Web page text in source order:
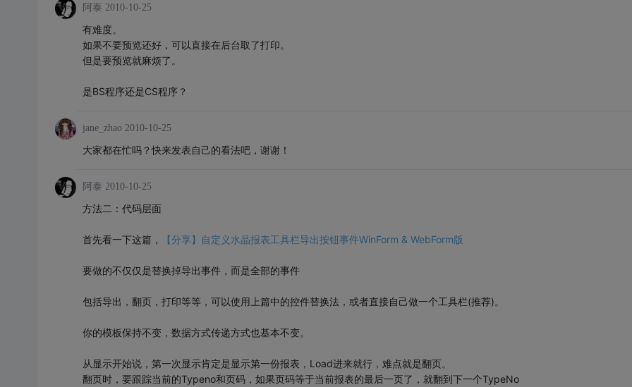
阿泰 2010-10-25
有难度。
如果不要预览还好，可以直接在后台取了打印。
但是要预览就麻烦了。
是BS程序还是CS程序？
jane_zhao 2010-10-25
大家都在忙吗？快来发表自己的看法吧，谢谢！
阿泰 2010-10-25
方法二：代码层面
首先看一下这篇， 【分享】自定义水晶报表工具栏导出按钮事件WinForm & WebForm版
要做的不仅仅是替换掉导出事件，而是全部的事件
包括导出，翻页，打印等等，可以使用上篇中的控件替换法，或者直接自己做一个工具栏(推荐)。
你的模板保持不变，数据方式传递方式也基本不变。
从显示开始说，第一次显示肯定是显示第一份报表，Load进来就行，难点就是翻页。
翻页时，要跟踪当前的Typeno和页码，如果页码等于当前报表的最后一页了，就翻到下一个TypeNo